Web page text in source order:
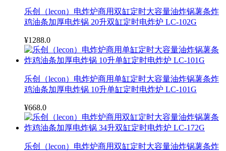
乐创（lecon）电炸炉商用双缸定时大容量油炸锅薯条炸
鸡油条加厚电炸锅 20升双缸定时电炸炉 LC-102G
¥1288.0
乐创（lecon）电炸炉商用单缸定时大容量油炸锅薯条炸
鸡油条加厚电炸锅 10升单缸定时电炸炉 LC-101G
¥668.0
乐创（lecon）电炸炉商用双缸定时大容量油炸锅薯条炸